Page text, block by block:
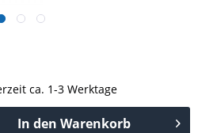
ca. 1-3 Werktage
In den Warenkorb